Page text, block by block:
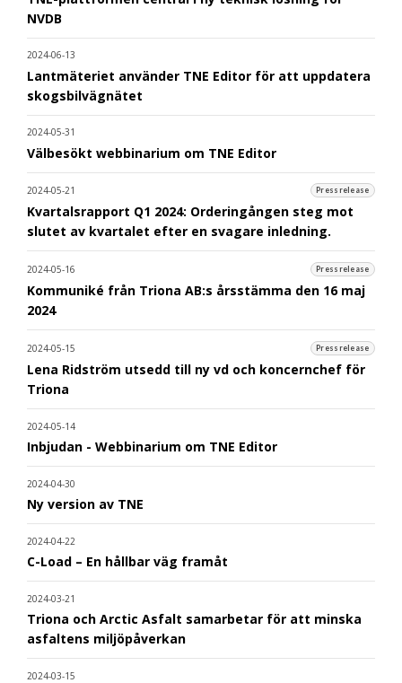
NVDB
2024-06-13
Lantmäteriet använder TNE Editor för att uppdatera
skogsbilvägnätet
2024-05-31
Välbesökt webbinarium om TNE Editor
2024-05-21 Pressrelease
Kvartalsrapport Q1 2024: Orderingången steg mot
slutet av kvartalet efter en svagare inledning.
2024-05-16 Pressrelease
Kommuniké från Triona AB:s årsstämma den 16 maj
2024
2024-05-15 Pressrelease
Lena Ridström utsedd till ny vd och koncernchef för
Triona
2024-05-14
Inbjudan - Webbinarium om TNE Editor
2024-04-30
Ny version av TNE
2024-04-22
C-Load – En hållbar väg framåt
2024-03-21
Triona och Arctic Asfalt samarbetar för att minska
asfaltens miljöpåverkan
2024-03-15